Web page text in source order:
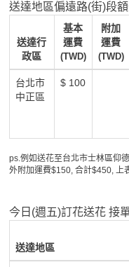
送達地區偏遠路(街)段
送達行
政區
基本
運費
(TWD)
附加
運費
(TWD)
台北市
中正區
$ 100
ps.例如送花至台北市士林區仰
外附加運費$150, 合計$450, 上
今日(週五)訂花送花 接
送達地區